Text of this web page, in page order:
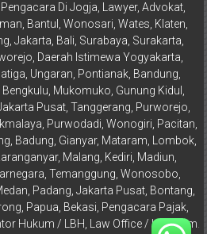
Di Jogja, Lawyer, Advokat,
Bantul, Wonosari, Wates, Klaten,
Jakarta, Bali, Surabaya, Surakarta,
Daerah Istimewa Yogyakarta,
Ungaran, Pontianak, Bandung,
Mukomuko, Gunung Kidul,
Pusat, Tanggerang, Purworejo,
Purwodadi, Wonogiri, Pacitan,
Badung, Gianyar, Mataram, Lombok,
Malang, Kediri, Madiun,
Temanggung, Wonosobo,
Padang, Jakarta Pusat, Bontang,
Papua, Bekasi, Pengacara Pajak,
Hukum / LBH, Law Office / Law Firm.